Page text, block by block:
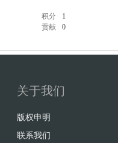
积分
1
贡献 0
关于我们
版权申明
联系我们